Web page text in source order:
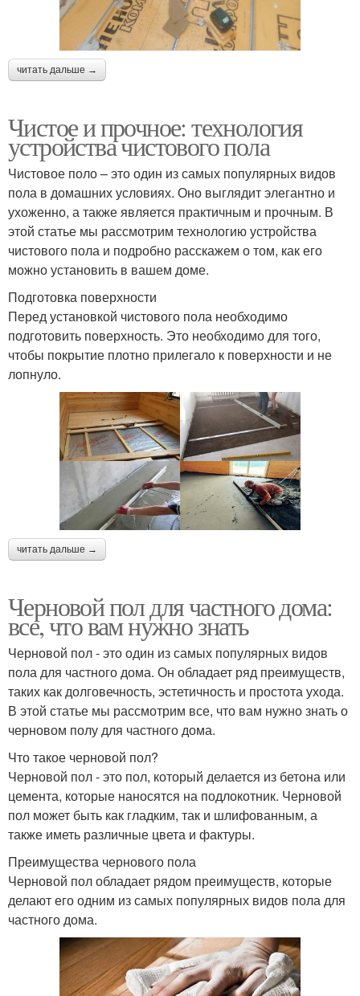
читать дальше →
Чистое и прочное: технология
устройства чистового пола
Чистовое поло – это один из самых популярных видов
пола в домашних условиях. Оно выглядит элегантно и
ухоженно, а также является практичным и прочным. В
этой статье мы рассмотрим технологию устройства
чистового пола и подробно расскажем о том, как его
можно установить в вашем доме.
Подготовка поверхности
Перед установкой чистового пола необходимо
подготовить поверхность. Это необходимо для того,
чтобы покрытие плотно прилегало к поверхности и не
лопнуло.
читать дальше →
Черновой пол для частного дома:
все, что вам нужно знать
Черновой пол - это один из самых популярных видов
пола для частного дома. Он обладает ряд преимуществ,
таких как долговечность, эстетичность и простота ухода.
В этой статье мы рассмотрим все, что вам нужно знать о
черновом полу для частного дома.
Что такое черновой пол?
Черновой пол - это пол, который делается из бетона или
цемента, которые наносятся на подлокотник. Черновой
пол может быть как гладким, так и шлифованным, а
также иметь различные цвета и фактуры.
Преимущества чернового пола
Черновой пол обладает рядом преимуществ, которые
делают его одним из самых популярных видов пола для
частного дома.